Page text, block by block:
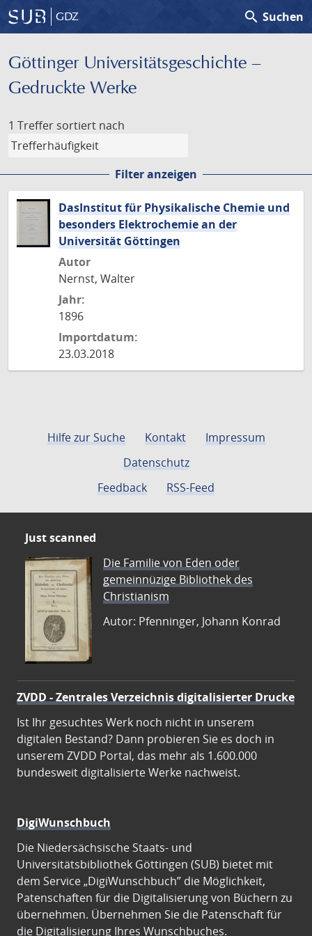
GDZ search Suchen
Göttinger Universitäts­geschichte –
Gedruckte Werke
1 Treffer sortiert nach
Filter anzeigen
DasInstitut für Physikalische Chemie und
besonders Elektrochemie an der
Universität Göttingen
Autor
Nernst, Walter
Jahr:
1896
Importdatum:
23.03.2018
Hilfe zur Suche Kontakt
Impressum
Datenschutz
Feedback
RSS-Feed
Just scanned
Die Familie von Eden oder
gemeinnüzige Bibliothek des
Christianism
Autor: Pfenninger, Johann Konrad
ZVDD - Zentrales Verzeichnis digitalisierter Drucke
Ist Ihr gesuchtes Werk noch nicht in unserem
digitalen Bestand? Dann probieren Sie es doch in
unserem ZVDD Portal, das mehr als 1.600.000
bundesweit digitalisierte Werke nachweist.
DigiWunschbuch
Die Niedersächsische Staats- und
Universitätsbibliothek Göttingen (SUB) bietet mit
dem Service „DigiWunschbuch” die Möglichkeit,
Patenschaften für die Digitalisierung von Büchern zu
übernehmen. Übernehmen Sie die Patenschaft für
die Digitalisierung Ihres Wunschbuches.